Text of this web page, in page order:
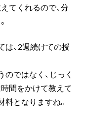
てくれるので、分
は、2週続けての授
ではなく、じっく
間をかけて教えて
料となりますね。